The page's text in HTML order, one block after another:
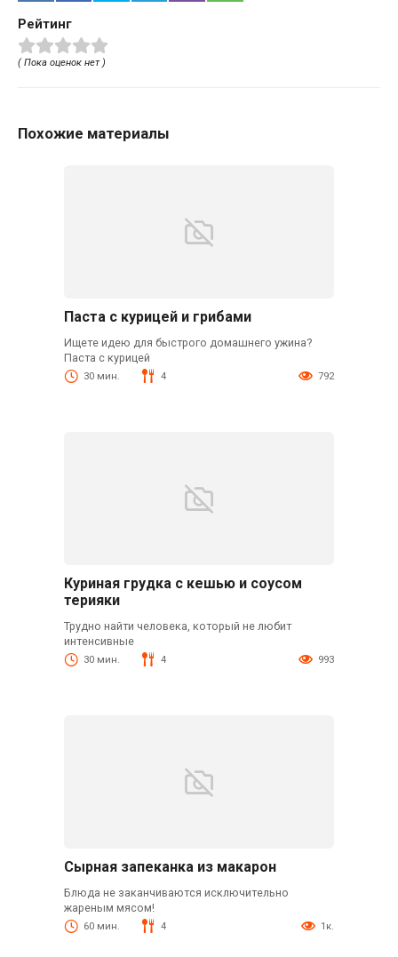
Рейтинг
( Пока оценок нет )
Похожие материалы
Паста с курицей и грибами
Ищете идею для быстрого домашнего ужина?
Паста с курицей
30 мин. 4 792
Куриная грудка с кешью и соусом
терияки
Трудно найти человека, который не любит
интенсивные
30 мин. 4 993
Сырная запеканка из макарон
Блюда не заканчиваются исключительно
жареным мясом!
60 мин. 4 1к.